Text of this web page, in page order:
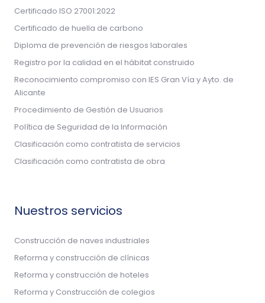
Certificado ISO 27001:2022
Certificado de huella de carbono
Diploma de prevención de riesgos laborales
Registro por la calidad en el hábitat construido
Reconocimiento compromiso con IES Gran Vía y Ayto. de
Alicante
Procedimiento de Gestión de Usuarios
Política de Seguridad de la Información
Clasificación como contratista de servicios
Clasificación como contratista de obra
Nuestros servicios
Construcción de naves industriales
Reforma y construcción de clínicas
Reforma y construcción de hoteles
Reforma y Construcción de colegios